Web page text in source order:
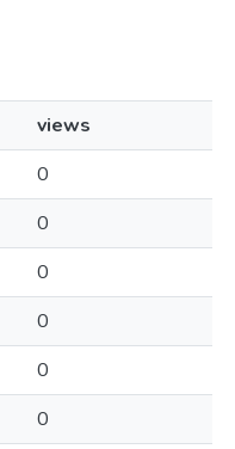
views
0
0
0
0
0
0